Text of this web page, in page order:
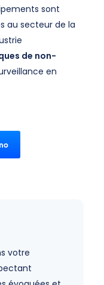
sont
au secteur de la
de non-
en
votre